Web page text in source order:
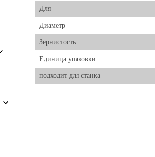
Для
Диаметр
Зернистость
Единица упаковки
подходит для станка